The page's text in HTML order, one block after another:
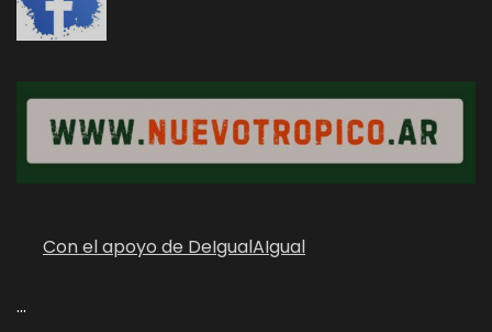
Con el apoyo de DeIgualAIgual
...